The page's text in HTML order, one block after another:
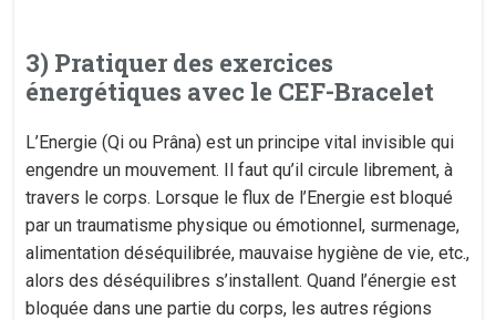
3) Pratiquer des exercices
énergétiques avec le CEF-Bracelet
L’Energie (Qi ou Prâna) est un principe vital invisible qui
engendre un mouvement. Il faut qu’il circule librement, à
travers le corps. Lorsque le flux de l’Energie est bloqué
par un traumatisme physique ou émotionnel, surmenage,
alimentation déséquilibrée, mauvaise hygiène de vie, etc.,
alors des déséquilibres s’installent. Quand l’énergie est
bloquée dans une partie du corps, les autres régions